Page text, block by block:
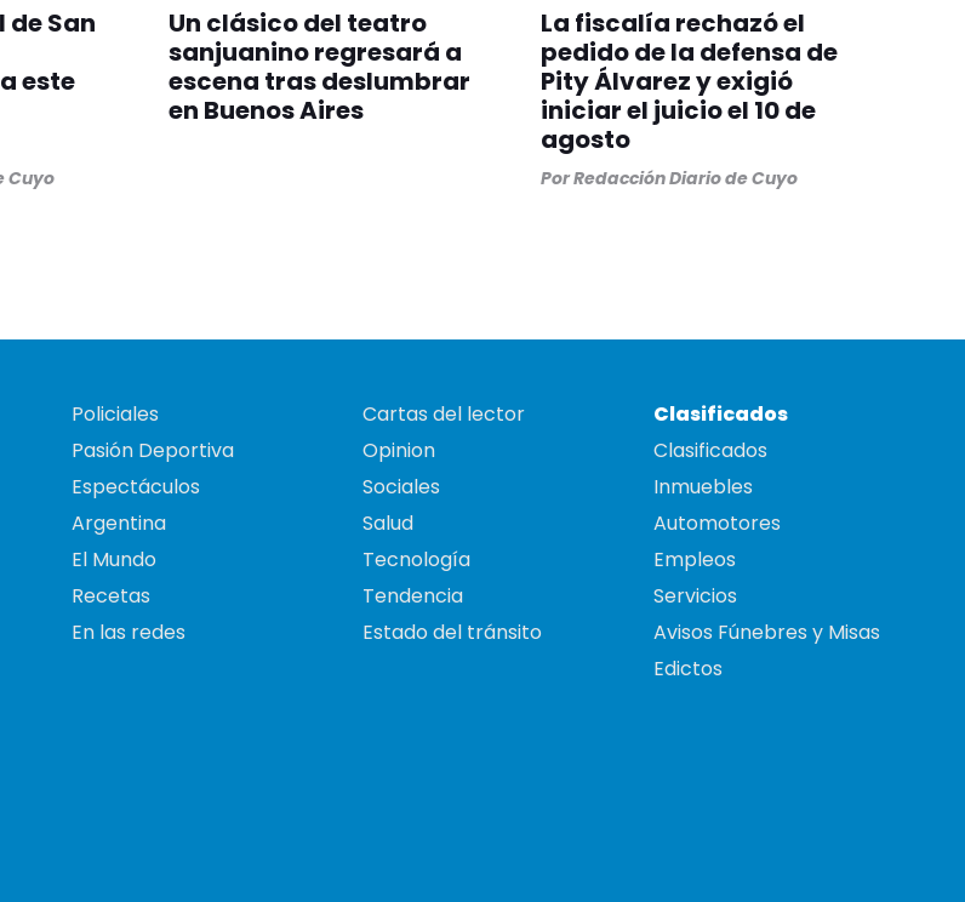
San
este
Cuyo
Un clásico del teatro
sanjuanino regresará a
escena tras deslumbrar
en Buenos Aires
La fiscalía rechazó el
pedido de la defensa de
Pity Álvarez y exigió
iniciar el juicio el 10 de
agosto
PorRedacción Diario de Cuyo
Policiales
Pasión Deportiva
Espectáculos
Argentina
El Mundo
Recetas
En las redes
Cartas del lector
Opinion
Sociales
Salud
Tecnología
Tendencia
Estado del tránsito
Clasificados
Clasificados
Inmuebles
Automotores
Empleos
Servicios
Avisos Fúnebres y Misas
Edictos